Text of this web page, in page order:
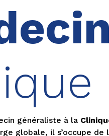
généraliste à la
globale, il s’occupe